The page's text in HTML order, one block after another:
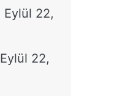
Eylül 22,
Eylül 22,